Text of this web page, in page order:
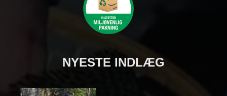
NYESTE INDLÆG